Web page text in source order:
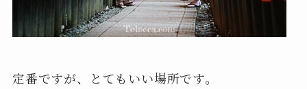
定番ですが、とてもいい場所です。